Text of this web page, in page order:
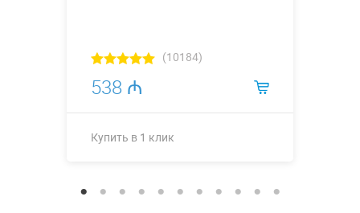
(10184)
538 ₼
Купить в 1 клик